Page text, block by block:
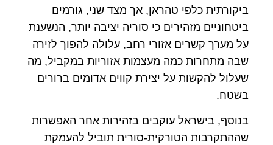
ביקורתית כלפי טהראן, אך מצד שני, גורמים
ביטחוניים מזהירים כי סוריה יציבה יותר, הנשענת
על מערך קשרים אזורי רחב, עלולה להפוך לזירה
שבה מתחרות כמה מעצמות אזוריות במקביל, מה
שעלול להקשות על יצירת קווים אדומים ברורים
בשטח.
בנוסף, בישראל עוקבים בזהירות אחר האפשרות
שההתקרבות הטורקית-סורית תוביל להעמקת